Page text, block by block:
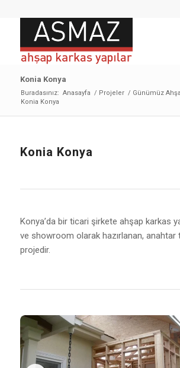
Konia Konya
Buradasınız: Anasayfa / Projeler / Günümüz
Konia Konya
Konia Konya
Konya’da bir ticari şirkete ahşap karkas
ve showroom olarak hazırlanan, anahtar
projedir.